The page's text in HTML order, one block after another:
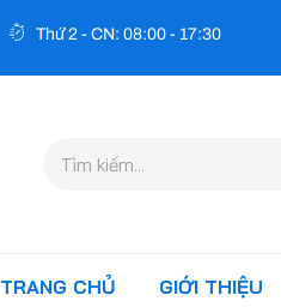
Thứ 2 - CN: 08:00 - 17:30
Tìm
TRANG CHỦ GIỚI THIỆU